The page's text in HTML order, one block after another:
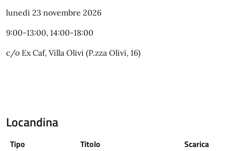
lunedì 23 novembre 2026
9:00-13:00, 14:00-18:00
c/o Ex Caf, Villa Olivi (P.zza Olivi, 16)
Locandina
Tipo Titolo
Scarica